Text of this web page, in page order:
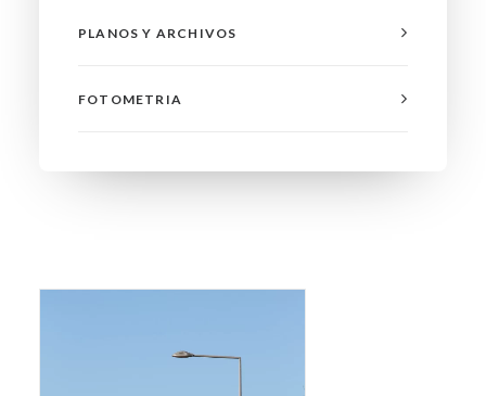
PLANOS Y ARCHIVOS
FOTOMETRIA